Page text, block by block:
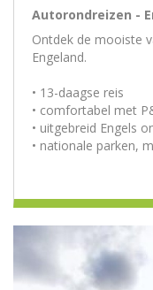
Autorondreizen -
Ontdek de mooiste
Engeland.
• 13-daagse reis
• comfortabel met
• uitgebreid Engels
• nationale parken,